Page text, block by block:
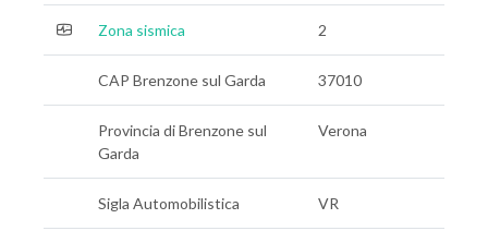
Zona sismica 2
CAP Brenzone sul Garda 37010
Provincia di Brenzone sul
Garda
Verona
Sigla Automobilistica VR